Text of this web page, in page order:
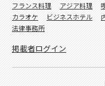
フランス料理
アジア料理
カラオケ
ビジネスホテル
法律事務所
掲載者ログイン